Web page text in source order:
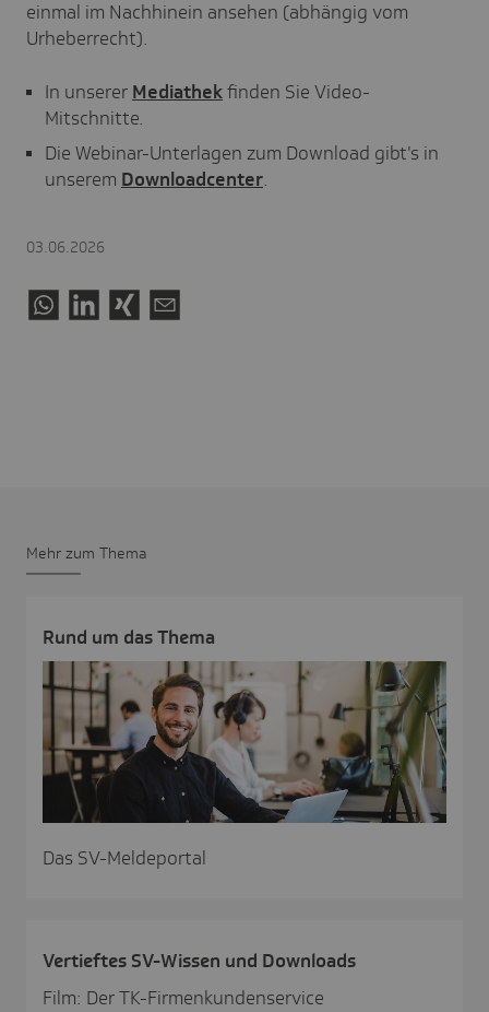
einmal im Nachhinein ansehen (abhängig vom
Urheberrecht).
In unserer Mediathekfinden Sie Video-
Mitschnitte.
Die Webinar-Unterlagen zum Download gibt's in
unserem Downloadcenter.
03.06.2026
Mehr zum Thema
Rund um das Thema
Das SV-Meldeportal
Vertieftes SV-Wissen und Down­loads
Film: Der TK-Firmenkundenservice